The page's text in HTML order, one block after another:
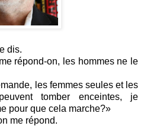
dis.
répond-on, les hommes ne le
les femmes seules et les
tomber enceintes, je
pour que cela marche?»
me répond.